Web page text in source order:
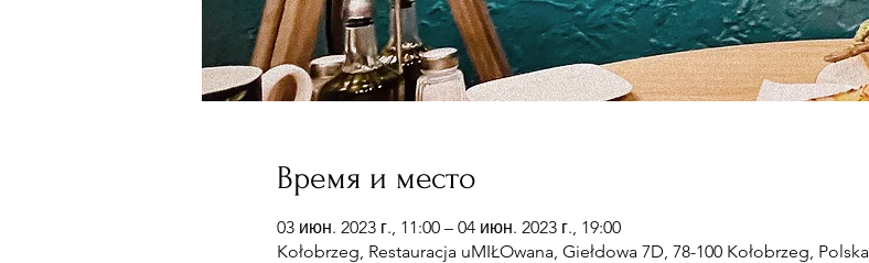
Время и место
03 июн. 2023 г., 11:00 – 04 июн. 2023 г., 19:00
Kołobrzeg, Restauracja uMIŁOwana, Giełdowa 7D, 78-100 Kołobrzeg, Polska